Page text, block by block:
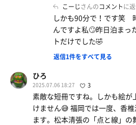
こーじさんのコメントに
しかも90分で！です笑
んですよ私🙄昨日泊まっ
トだけでした🤣
返信1件をすべて見る
ひろ
2025.07.06 18:27 3
素敵な短冊ですね。しかも絵
けません😅 福岡では一度、香
ます。松本清張の「点と線」